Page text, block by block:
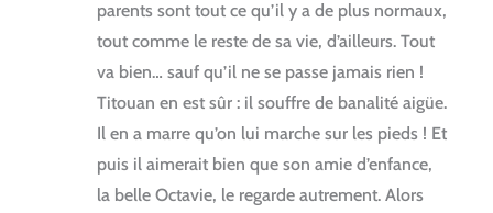
parents sont tout ce qu’il y a de plus normaux,
tout comme le reste de sa vie, d’ailleurs. Tout
va bien… sauf qu’il ne se passe jamais rien !
Titouan en est sûr : il souffre de banalité aigüe.
Il en a marre qu’on lui marche sur les pieds ! Et
puis il aimerait bien que son amie d’enfance,
la belle Octavie, le regarde autrement. Alors